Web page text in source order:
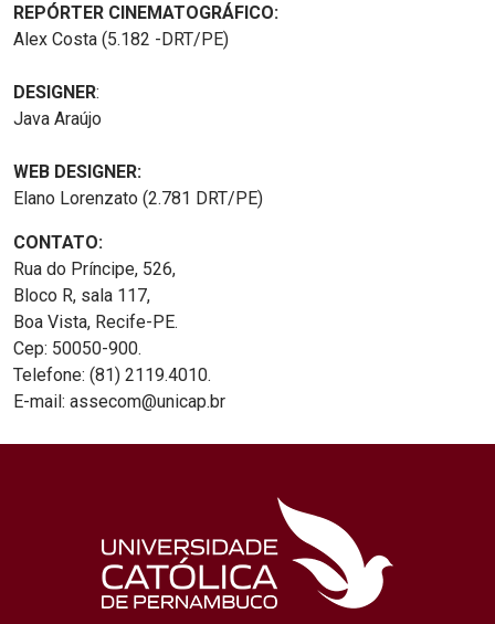
REPÓRTER CINEMATOGRÁFICO:
Alex Costa (5.182 -DRT/PE)
DESIGNER:
Java Araújo
WEB DESIGNER:
Elano Lorenzato (2.781 DRT/PE)
CONTATO:
Rua do Príncipe, 526,
Bloco R, sala 117,
Boa Vista, Recife-PE.
Cep: 50050-900.
Telefone: (81) 2119.4010.
E-mail: assecom@unicap.br